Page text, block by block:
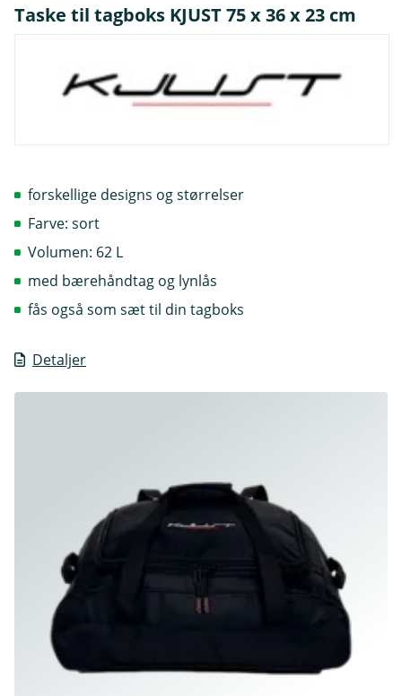
Taske til tagboks KJUST 75 x 36 x 23 cm
Detaljer
forskellige designs og størrelser
Farve: sort
Volumen: 62 L
med bærehåndtag og lynlås
fås også som sæt til din tagboks